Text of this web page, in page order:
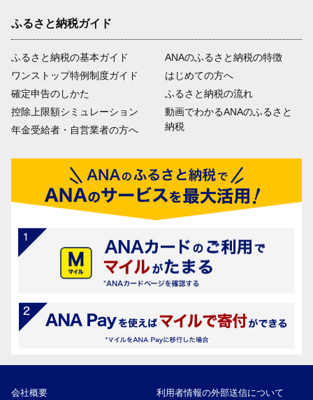
ふるさと納税ガイド
ふるさと納税の基本ガイド
ワンストップ特例制度ガイド
確定申告のしかた
控除上限額シミュレーション
年金受給者・自営業者の方へ
ANAのふるさと納税の特徴
はじめての方へ
ふるさと納税の流れ
動画でわかるANAのふるさと
納税
会社概要 利用者情報の外部送信について